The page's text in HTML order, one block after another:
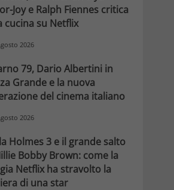
Joy e Ralph Fiennes critica
cucina su Netflix
2026
79, Dario Albertini in
Grande e la nuova
del cinema italiano
2026
Holmes 3 e il grande salto
Bobby Brown: come la
Netflix ha stravolto la
di una star